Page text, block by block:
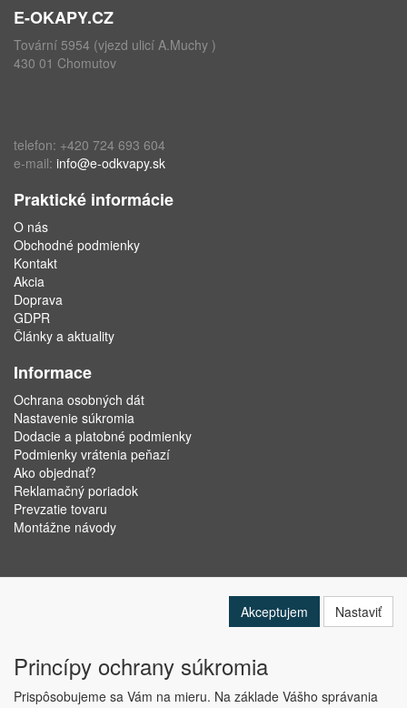
E-OKAPY.CZ
Tovární 5954 (vjezd ulicí A.Muchy )
430 01 Chomutov
telefon: +420 724 693 604
e-mail: info@e-odkvapy.sk
Praktické informácie
O nás
Obchodné podmienky
Kontakt
Akcia
Doprava
GDPR
Články a aktuality
Informace
Ochrana osobných dát
Nastavenie súkromia
Dodacie a platobné podmienky
Podmienky vrátenia peňazí
Ako objednať?
Reklamačný poriadok
Prevzatie tovaru
Montážne návody
Akceptujem Nastaviť
Princípy ochrany súkromia
Prispôsobujeme sa Vám na mieru. Na základe Vášho správania